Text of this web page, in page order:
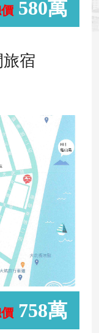
580萬
宿
758萬